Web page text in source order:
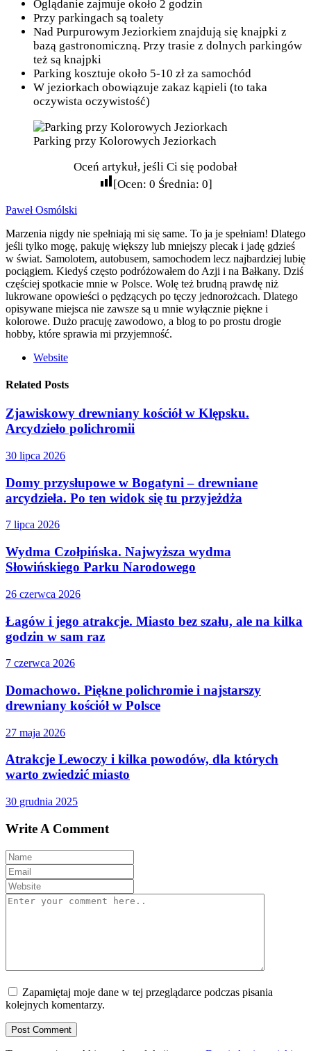
Oglądanie zajmuje około 2 godzin
Przy parkingach są toalety
Nad Purpurowym Jeziorkiem znajdują się knajpki z
bazą gastronomiczną. Przy trasie z dolnych parkingów
też są knajpki
Parking kosztuje około 5-10 zł za samochód
W jeziorkach obowiązuje zakaz kąpieli (to taka
oczywista oczywistość)
Parking przy Kolorowych Jeziorkach
Oceń artykuł, jeśli Ci się podobał
[Ocen: 0 Średnia: 0]
Paweł Osmólski
Marzenia nigdy nie spełniają mi się same. To ja je spełniam! Dlatego
jeśli tylko mogę, pakuję większy lub mniejszy plecak i jadę gdzieś
w świat. Samolotem, autobusem, samochodem lecz najbardziej lubię
pociągiem. Kiedyś często podróżowałem do Azji i na Bałkany. Dziś
częściej spotkacie mnie w Polsce. Wolę też brudną prawdę niż
lukrowane opowieści o pędzących po tęczy jednorożcach. Dlatego
opisywane miejsca nie zawsze są u mnie wyłącznie piękne i
kolorowe. Dużo pracuję zawodowo, a blog to po prostu drogie
hobby, które sprawia mi przyjemność.
Website
Related Posts
Zjawiskowy drewniany kościół w Klępsku.
Arcydzieło polichromii
30 lipca 2026
Domy przysłupowe w Bogatyni – drewniane
arcydzieła. Po ten widok się tu przyjeżdża
7 lipca 2026
Wydma Czołpińska. Najwyższa wydma
Słowińskiego Parku Narodowego
26 czerwca 2026
Łagów i jego atrakcje. Miasto bez szału, ale na kilka
godzin w sam raz
7 czerwca 2026
Domachowo. Piękne polichromie i najstarszy
drewniany kościół w Polsce
27 maja 2026
Atrakcje Lewoczy i kilka powodów, dla których
warto zwiedzić miasto
30 grudnia 2025
Write A Comment
Zapamiętaj moje dane w tej przeglądarce podczas pisania
kolejnych komentarzy.